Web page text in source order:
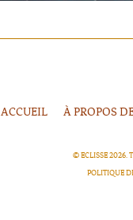
ACCUEIL À PROPOS
© ECLISSE2026.
POLITIQUE